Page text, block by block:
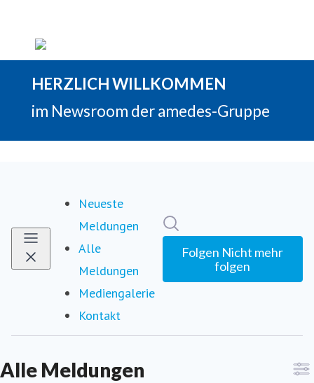
Neueste
Meldungen
Alle
Meldungen
Mediengalerie
Kontakt
Folgen Nicht mehr
folgen
Alle Meldungen